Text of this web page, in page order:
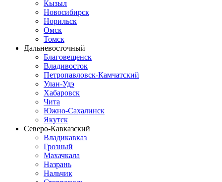
Кызыл
Новосибирск
Норильск
Омск
Томск
Дальневосточный
Благовещенск
Владивосток
Петропавловск-Камчатский
Улан-Удэ
Хабаровск
Чита
Южно-Сахалинск
Якутск
Северо-Кавказский
Владикавказ
Грозный
Махачкала
Назрань
Нальчик